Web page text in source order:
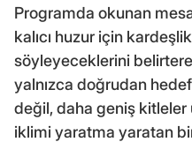
Programda okunan
kalıcı huzur için
söyleyeceklerini
yalnızca doğrudan
değil, daha geniş kitleler
iklimi yaratma yaratan